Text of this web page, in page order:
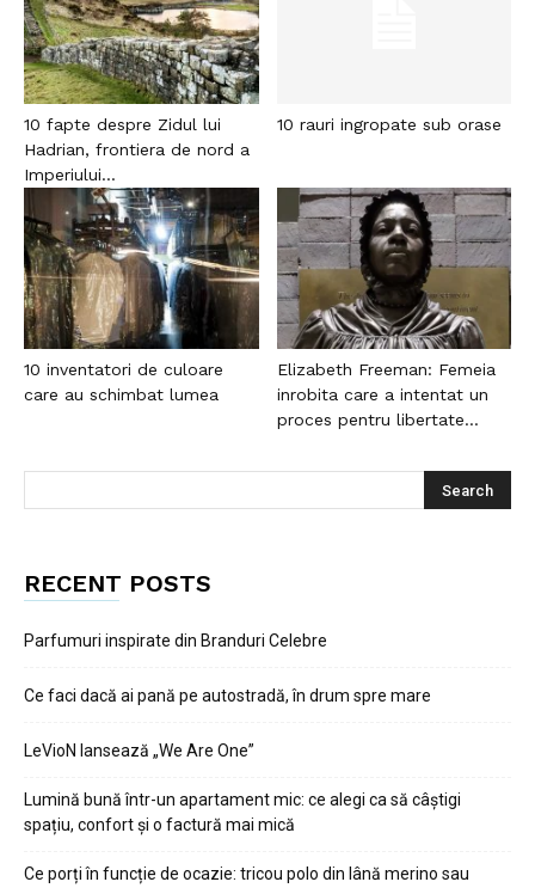
10 fapte despre Zidul lui
Hadrian, frontiera de nord a
Imperiului...
10 rauri ingropate sub orase
10 inventatori de culoare
care au schimbat lumea
Elizabeth Freeman: Femeia
inrobita care a intentat un
proces pentru libertate...
RECENT POSTS
Parfumuri inspirate din Branduri Celebre
Ce faci dacă ai pană pe autostradă, în drum spre mare
LeVioN lansează „We Are One”
Lumină bună într-un apartament mic: ce alegi ca să câștigi
spațiu, confort și o factură mai mică
Ce porți în funcție de ocazie: tricou polo din lână merino sau